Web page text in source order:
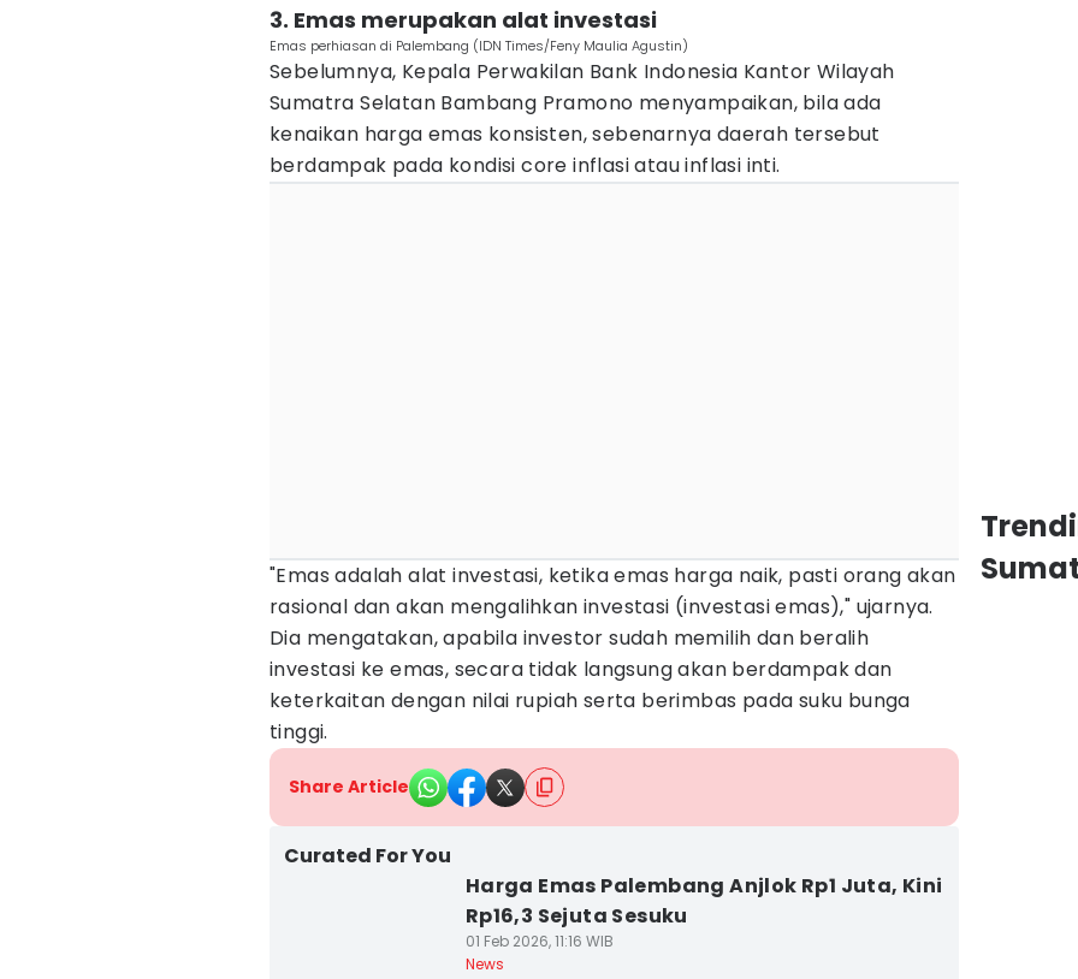
3. Emas merupakan alat investasi
Emas perhiasan di Palembang (IDN Times/Feny Maulia Agustin)
Sebelumnya, Kepala Perwakilan Bank Indonesia Kantor Wilayah
Sumatra Selatan Bambang Pramono menyampaikan, bila ada
kenaikan harga emas konsisten, sebenarnya daerah tersebut
berdampak pada kondisi core inflasi atau inflasi inti.
"Emas adalah alat investasi, ketika emas harga naik, pasti orang akan
rasional dan akan mengalihkan investasi (investasi emas)," ujarnya.
Dia mengatakan, apabila investor sudah memilih dan beralih
investasi ke emas, secara tidak langsung akan berdampak dan
keterkaitan dengan nilai rupiah serta berimbas pada suku bunga
tinggi.
Share Article
Curated For You
Harga Emas Palembang Anjlok Rp1 Juta, Kini
Rp16,3 Sejuta Sesuku
01 Feb 2026, 11:16 WIB
News